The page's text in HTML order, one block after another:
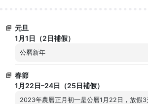
元旦
1月1日（2日補假）
公曆新年
春節
1月22日–24日（25日補假）
2023年農曆正月初一是公曆1月22日，放假3